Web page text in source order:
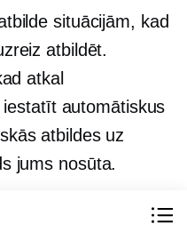
situācijām, kad
atbildēt.
atkal
automātiskus
atbildesuz
jums nosūta.